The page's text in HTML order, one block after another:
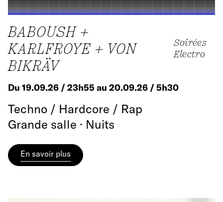
BABOUSH +
KARLFROYE + VON
BIKRÄV
Soirées
Electro
Du 19.09.26 / 23h55 au 20.09.26 / 5h30
Techno / Hardcore / Rap
Grande salle · Nuits
En savoir plus